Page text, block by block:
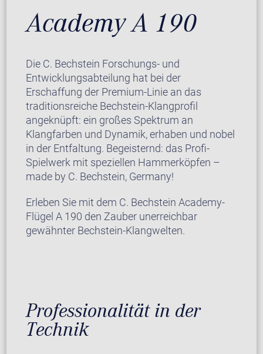
Academy A 190
Die C. Bechstein Forschungs- und
Entwicklungsabteilung hat bei der
Erschaffung der Premium-Linie an das
traditionsreiche Bechstein-Klangprofil
angeknüpft: ein großes Spektrum an
Klangfarben und Dynamik, erhaben und nobel
in der Entfaltung. Begeisternd: das Profi-
Spielwerk mit speziellen Hammerköpfen –
made by C. Bechstein, Germany!
Erleben Sie mit dem C. Bechstein Academy-
Flügel A 190 den Zauber unerreichbar
gewähnter Bechstein-Klangwelten.
Professionalität in der
Technik